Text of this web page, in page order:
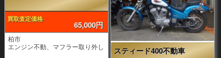
買取査定価格
65,000円
柏市
エンジン不動、マフラー取り外し
スティード400不動車